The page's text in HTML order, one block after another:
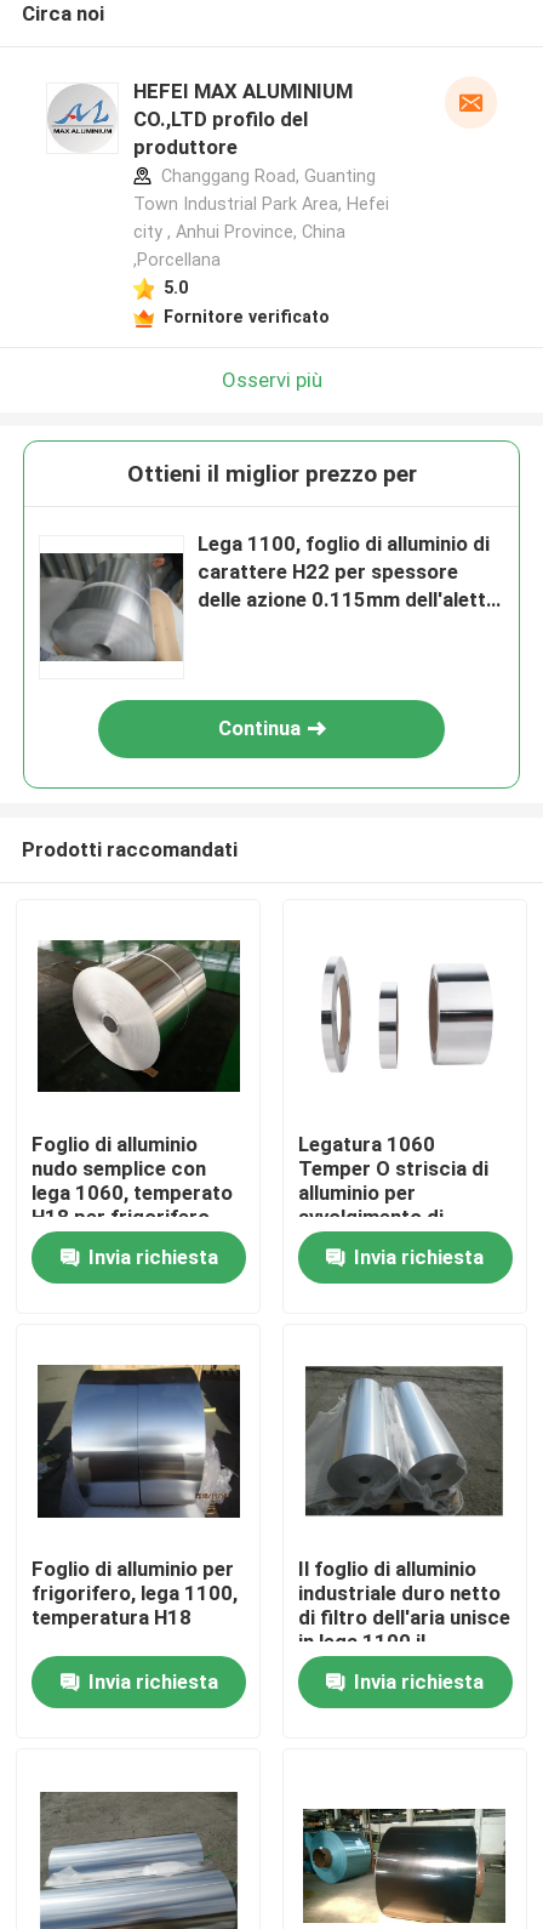
Casa.
Video
Spettacolo VR
Visita alla fabbrica
Controllo della qualità
Notizie
Casi
Circa noi
HEFEI MAX ALUMINIUM
CO.,LTD profilo del
produttore
Changgang Road, Guanting
Town Industrial Park Area, Hefei
city , Anhui Province, China
,Porcellana
5.0
Fornitore verificato
Osservi più
Ottieni il miglior prezzo per
Lega 1100, foglio di alluminio di
carattere H22 per spessore
delle azione 0.115mm dell'aletta,
Continua
Prodotti raccomandati
Foglio di alluminio
nudo semplice con
lega 1060, temperato
H18 per frigorifero
Invia richiesta
Legatura 1060
Temper O striscia di
alluminio per
avvolgimento di
trasformatori elettrici
Invia richiesta
Foglio di alluminio per
frigorifero, lega 1100,
temperatura H18
Invia richiesta
Il foglio di alluminio
industriale duro netto
di filtro dell'aria unisce
in lega 1100 il
carattere H18
Invia richiesta